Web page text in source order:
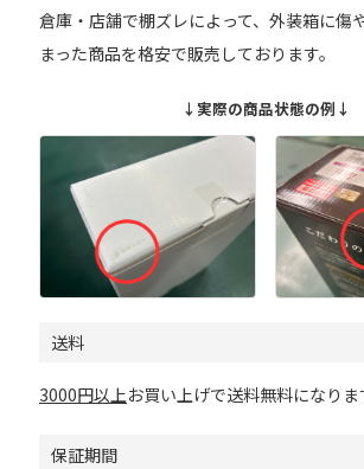
倉庫・店舗で棚ズレによって、外装箱に傷
まった商品を格安で販売しております。
↓実際の商品状態の例↓
送料
3000円以上お買い上げで送料無料になりま
保証期間